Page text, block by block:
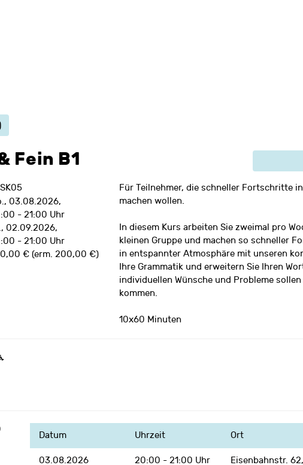
Fein B1
03.08.2026,
- 21:00 Uhr
02.09.2026,
- 21:00 Uhr
€ (erm. 200,00 €)
Für Teilnehmer, die schneller Fortschritte
machen wollen.
In diesem Kurs arbeiten Sie zweimal pro
kleinen Gruppe und machen so schneller
in entspannter Atmosphäre mit unseren
Ihre Grammatik und erweitern Sie Ihren
individuellen Wünsche und Probleme
kommen.
10x60 Minuten
Datum Uhrzeit Ort
03.08.2026 20:00 - 21:00 Uhr Eisenbahnstr.